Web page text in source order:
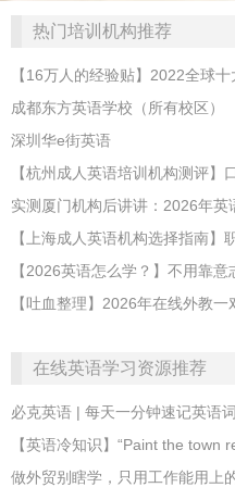
热门培训机构推荐
成都东方英语学校（所有校区）
深圳华e街英语
【杭州成人英语培训机构测评】
在线英语学习资源推荐
必克英语 | 每天一分钟速记英语
【英语冷知识】“Paint the town
做外贸别瞎学，只用工作能用上